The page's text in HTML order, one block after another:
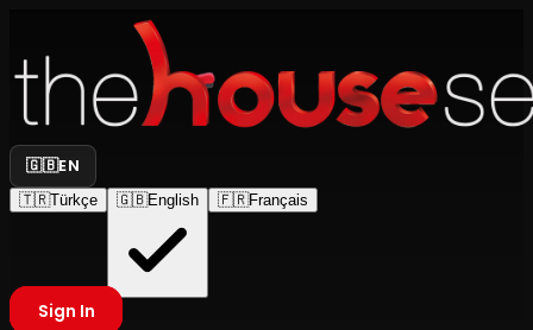
🇬🇧EN
🇹🇷Türkçe 🇬🇧English 🇫🇷Français
Sign In